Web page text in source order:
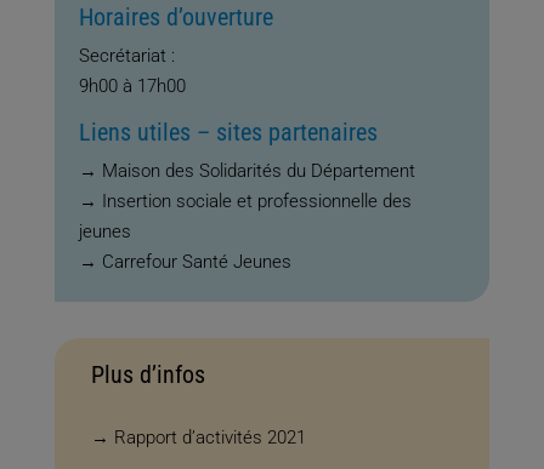
Horaires d’ouverture
Secrétariat :
9h00 à 17h00
Liens utiles – sites partenaires
→ Maison des Solidarités du Département
→ Insertion sociale et professionnelle des
jeunes
→ Carrefour Santé Jeunes
Plus d’infos
→ Rapport d’activités 2021